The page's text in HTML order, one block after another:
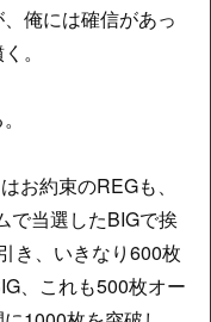
俺には確信があっ
。
お約束のREGも、
で当選したBIGで挨
き、いきなり600枚
、これも500枚オー